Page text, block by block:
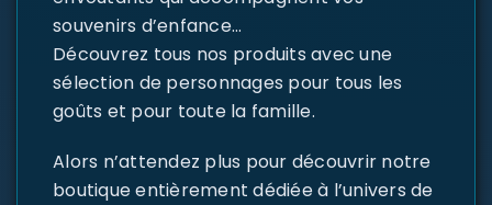
souvenirs d’enfance…
Découvrez tous nos produits avec une
sélection de personnages pour tous les
goûts et pour toute la famille.
Alors n’attendez plus pour découvrir notre
boutique entièrement dédiée à l’univers de